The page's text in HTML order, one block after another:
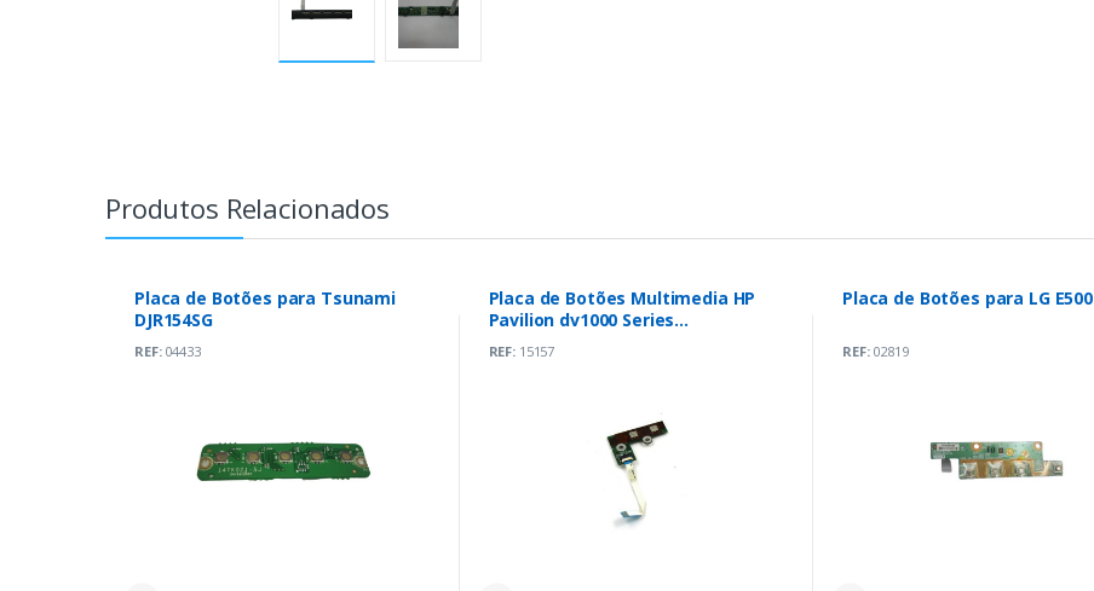
Produtos Relacionados
Placa de Botões para Tsunami
DJR154SG
REF:04433
Placa de Botões Multimedia HP
Pavilion dv1000 Series
REF:15157
Placa de Botões para LG E500
REF:02819